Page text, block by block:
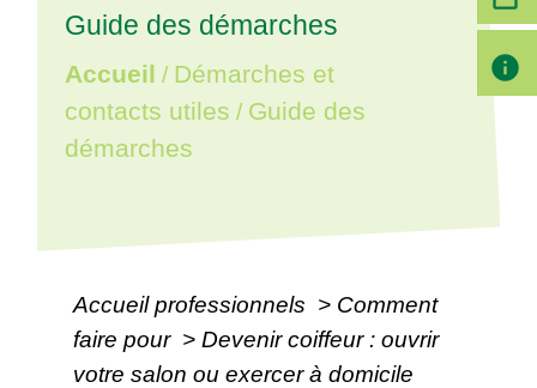
Guide des démarches
Accueil / Démarches et
contacts utiles / Guide des
démarches
Accueil professionnels > Comment
faire pour > Devenir coiffeur : ouvrir
votre salon ou exercer à domicile
info